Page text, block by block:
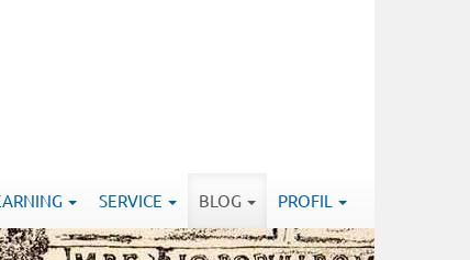
SERVICE BLOG PROFIL